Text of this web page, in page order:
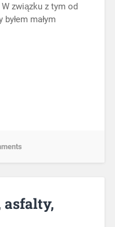
związku z tym od
małym
asfalty,